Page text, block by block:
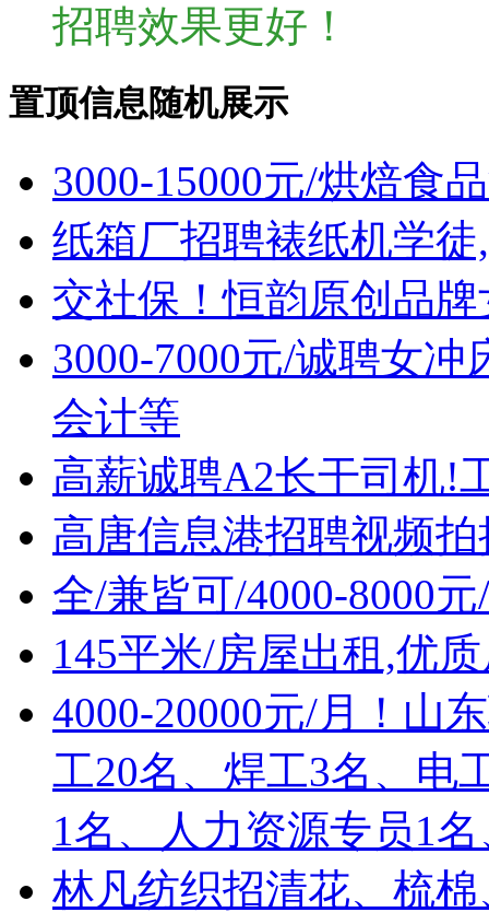
招聘效果更好！
置顶信息随机展示
3000-15000元/烘焙食
纸箱厂招聘裱纸机学
交社保！恒韵原创品
3000-7000元/诚聘女
会计等
高薪诚聘A2长干司机!
高唐信息港招聘视频
全/兼皆可/4000-8000
145平米/房屋出租,优
4000-20000元/月！山
工20名、焊工3名、电
1名、人力资源专员1
林凡纺织招清花、梳